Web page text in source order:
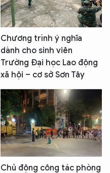
Chương trình ý nghĩa
dành cho sinh viên
Trường Đại học Lao động
xã hội – cơ sở Sơn Tây
Chủ động công tác phòng